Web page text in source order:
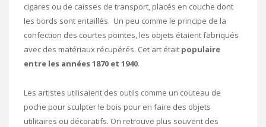
cigares ou de caisses de transport, placés en couche dont
les bords sont entaillés. Un peu comme le principe de la
confection des courtes pointes, les objets étaient fabriqués
avec des matériaux récupérés. Cet art était populaire
entre les années 1870 et 1940.
Les artistes utilisaient des outils comme un couteau de
poche pour sculpter le bois pour en faire des objets
utilitaires ou décoratifs. On retrouve plus souvent des